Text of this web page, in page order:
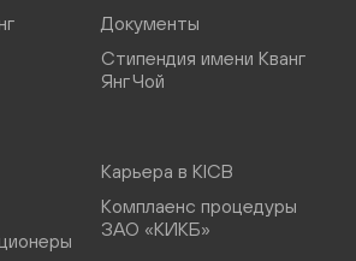
Документы
Стипендия имени Кванг
Янг Чой
Карьера в KICB
Комплаенс процедуры
ЗАО «КИКБ»